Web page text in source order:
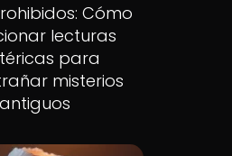
Cómo
lecturas
para
misterios
antiguos